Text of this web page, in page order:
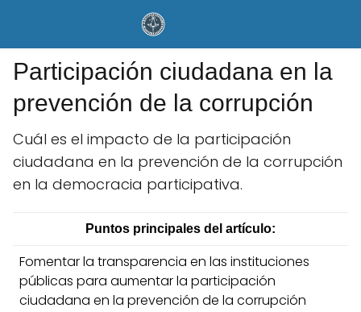
Participación ciudadana en la
prevención de la corrupción
Cuál es el impacto de la participación
ciudadana en la prevención de la corrupción
en la democracia participativa.
Puntos principales del artículo:
Fomentar la transparencia en las instituciones
públicas para aumentar la participación
ciudadana en la prevención de la corrupción